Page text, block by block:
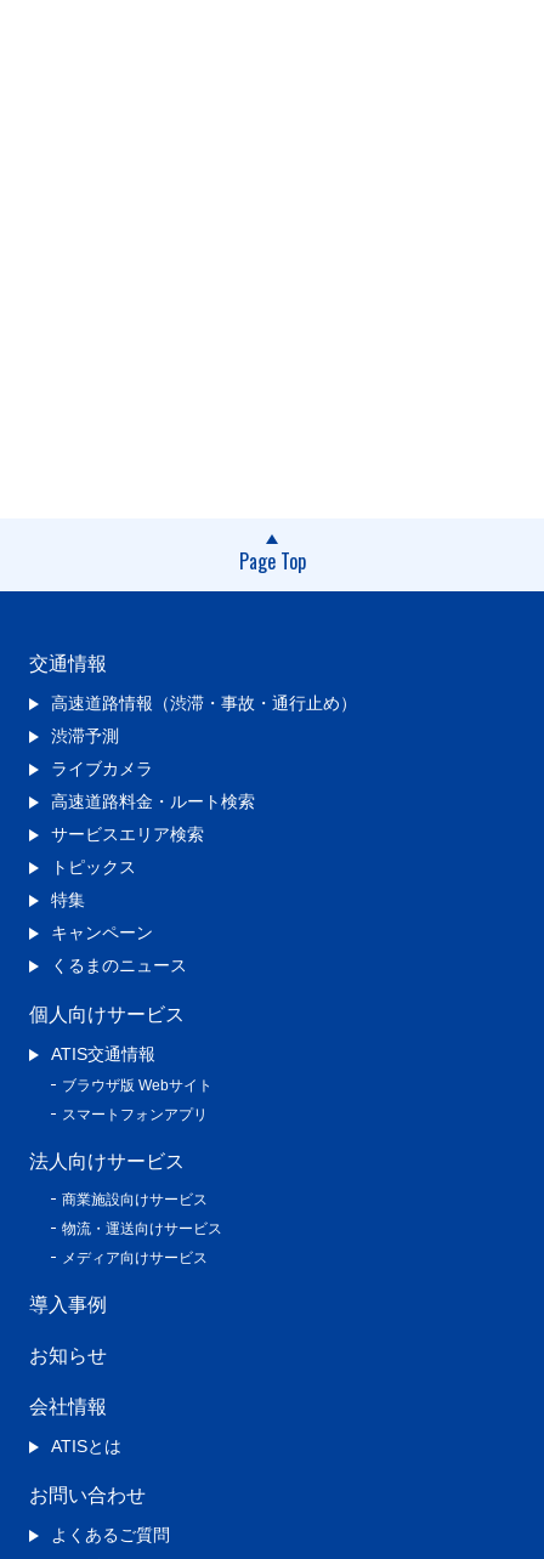
Page Top
交通情報
高速道路情報（渋滞・事故・通行止め）
渋滞予測
ライブカメラ
高速道路料金・ルート検索
サービスエリア検索
トピックス
特集
キャンペーン
くるまのニュース
個人向けサービス
ATIS交通情報
ブラウザ版 Webサイト
スマートフォンアプリ
法人向けサービス
商業施設向けサービス
物流・運送向けサービス
メディア向けサービス
導入事例
お知らせ
会社情報
ATISとは
お問い合わせ
よくあるご質問